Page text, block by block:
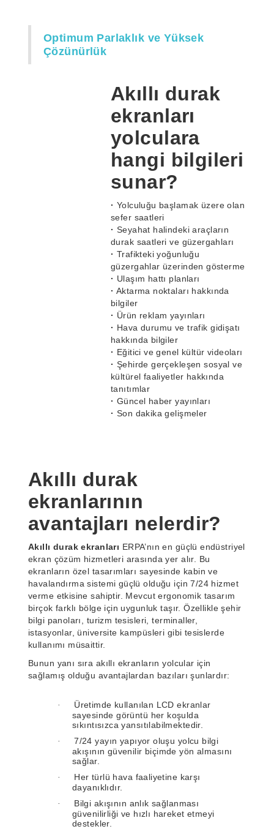
Optimum Parlaklık ve Yüksek
Çözünürlük
Akıllı durak
ekranları
yolculara
hangi bilgileri
sunar?
· Yolculuğu başlamak üzere olan
sefer saatleri
· Seyahat halindeki araçların
durak saatleri ve güzergahları
· Trafikteki yoğunluğu
güzergahlar üzerinden gösterme
· Ulaşım hattı planları
· Aktarma noktaları hakkında
bilgiler
· Ürün reklam yayınları
· Hava durumu ve trafik gidişatı
hakkında bilgiler
· Eğitici ve genel kültür videoları
· Şehirde gerçekleşen sosyal ve
kültürel faaliyetler hakkında
tanıtımlar
· Güncel haber yayınları
· Son dakika gelişmeler
Akıllı durak
ekranlarının
avantajları nelerdir?
Akıllı durak ekranları ERPA’nın en güçlü endüstriyel
ekran çözüm hizmetleri arasında yer alır. Bu
ekranların özel tasarımları sayesinde kabin ve
havalandırma sistemi güçlü olduğu için 7/24 hizmet
verme etkisine sahiptir. Mevcut ergonomik tasarım
birçok farklı bölge için uygunluk taşır. Özellikle şehir
bilgi panoları, turizm tesisleri, terminaller,
istasyonlar, üniversite kampüsleri gibi tesislerde
kullanımı müsaittir.
Bunun yanı sıra akıllı ekranların yolcular için
sağlamış olduğu avantajlardan bazıları şunlardır:
·
Üretimde kullanılan LCD ekranlar
sayesinde görüntü her koşulda
sıkıntısızca yansıtılabilmektedir.
·
7/24 yayın yapıyor oluşu yolcu bilgi
akışının güvenilir biçimde yön almasını
sağlar.
·
Her türlü hava faaliyetine karşı
dayanıklıdır.
·
Bilgi akışının anlık sağlanması
güvenilirliği ve hızlı hareket etmeyi
destekler.